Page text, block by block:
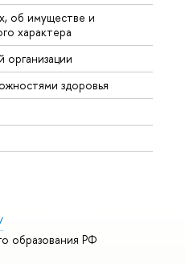
об имуществе и
характера
организации
здоровья
образования РФ